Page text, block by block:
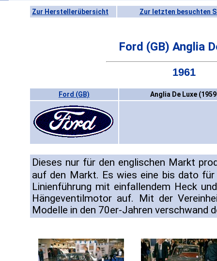
Zur Herstellerübersicht Zur letzten besuchten
Ford (GB) Anglia
1961
Ford (GB) Anglia De Luxe
Dieses nur für den englischen Markt
auf den Markt. Es wies eine bis dato
Linienführung mit einfallendem Heck
Hängeventilmotor auf. Mit der
Modelle in den 70er-Jahren verschwand